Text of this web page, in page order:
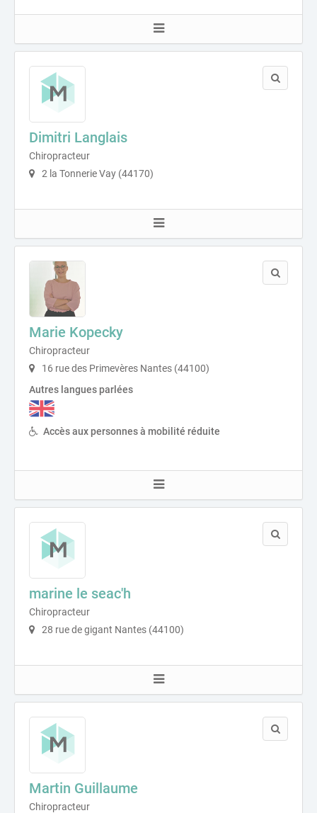
Dimitri Langlais
Chiropracteur
2 la Tonnerie Vay (44170)
Marie Kopecky
Chiropracteur
16 rue des Primevères Nantes (44100)
Autres langues parlées
Accès aux personnes à mobilité réduite
marine le seac'h
Chiropracteur
28 rue de gigant Nantes (44100)
Martin Guillaume
Chiropracteur